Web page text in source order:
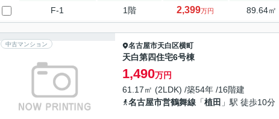
F-1 1階 2,399万円 89.64㎡
中古マンション 名古屋市天白区横町
天白第四住宅6号棟
1,490万円
61.17㎡ (2LDK) /築54年 /16階建
名古屋市営鶴舞線 「植田 」駅 徒歩10分